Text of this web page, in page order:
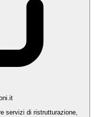
servizi di ristrutturazione,